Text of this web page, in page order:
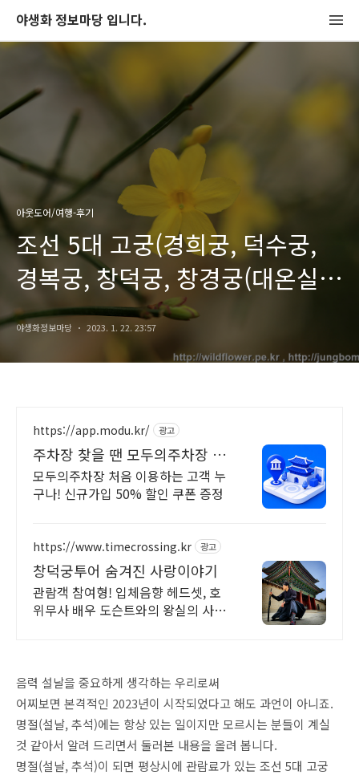
야생화 정보마당 입니다.
아웃도어/여행-후기
조선 5대 고궁(경희궁, 덕수궁,
경복궁, 창덕궁, 창경궁(대온실
개화 상황)) 설날(구정) 명절 무료
개방 관람 (2023-01-22)
야생화정보마당 2023. 1. 22. 23:57
https://app.modu.kr/ 광고
주차장 찾을 땐 모두의주차장 검
색부터 결제까지 한번에!
모두의주차장 처음 이용하는 고객 누
구나! 신규가입 50% 할인 쿠폰 증정
https://www.timecrossing.kr 광고
창덕궁투어 숨겨진 사랑이야기
관람객 참여형! 입체음향 헤드셋, 호
위무사 배우 도슨트와의 왕실의 사랑
음력 설날을 중요하게 생각하는 우리로써
어찌보면 본격적인 2023년이 시작되었다고 해도 과언이 아니죠.
명절(설날, 추석)에는 항상 있는 일이지만 모르시는 분들이 계실
것 같아서 알려 드리면서 둘러본 내용을 올려 봅니다.
명절(설날, 추석)이 되면 평상시에 관람료가 있는 조선 5대 고궁